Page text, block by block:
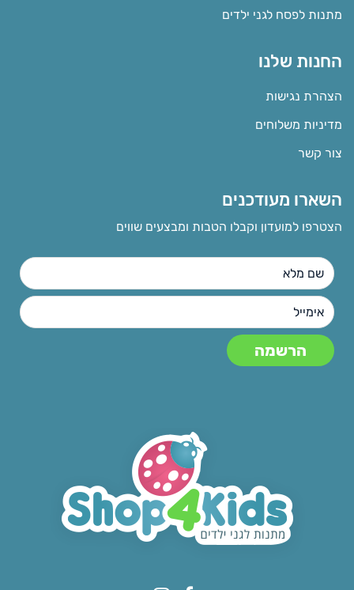
מתנות לפסח לגני ילדים
החנות שלנו
הצהרת נגישות
מדיניות משלוחים
צור קשר
השארו מעודכנים
הצטרפו למועדון וקבלו הטבות ומבצעים שווים